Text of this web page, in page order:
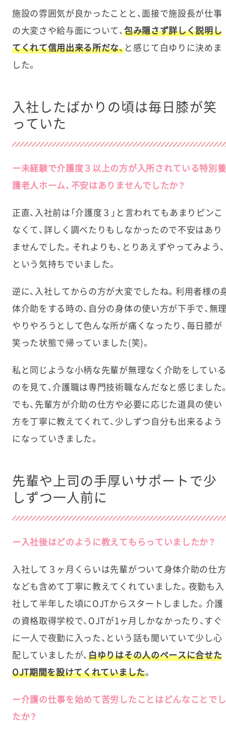
施設の雰囲気が良かったことと、面接で施設長が仕事
の大変さや給与面について、 包み隠さず詳しく説明し
てくれて信用出来る所だな、と感じて白ゆりに決めま
した。
入社したばかりの頃は毎日膝が笑
っていた
ー未経験で介護度３以上の方が入所されている特別養
護老人ホーム、不安はありませんでしたか？
正直、入社前は「介護度３」と言われてもあまりピンこ
なくて、詳しく調べたりもしなかったので不安はあり
ませんでした。それよりも、とりあえずやってみよう、
という気持ちでいました。
逆に、入社してからの方が大変でしたね。利用者様の
体介助をする時の、自分の身体の使い方が下手で、無
やりやろうとして色んな所が痛くなったり、毎日膝が
笑った状態で帰っていました(笑)。
私と同じような小柄な先輩が無理なく介助をしている
のを見て、介護職は専門技術職なんだなと感じました
でも、先輩方が介助の仕方や必要に応じた道具の使い
方を丁寧に教えてくれて、少しずつ自分も出来るよう
になっていきました。
先輩や上司の手厚いサポートで少
しずつ一人前に
ー入社後はどのように教えてもらっていましたか？
入社して３ヶ月くらいは先輩がついて身体介助の仕方
なども含めて丁寧に教えてくれていました。夜勤も入
社して半年した頃にOJTからスタートしました。介護
の資格取得学校で、OJTが1ヶ月しかなかったり、すぐ
に一人で夜勤に入った、という話も聞いていて少し心
配していましたが、白ゆりはその人のペースに合せた
OJT期間を設けてくれていました。
ー介護の仕事を始めて苦労したことはどんなことでし
たか？